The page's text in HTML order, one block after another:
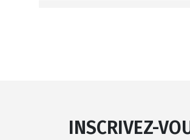
INSCRIVEZ-